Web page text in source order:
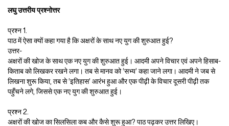
लघु उत्तरीय प्रश्नोत्तर
प्रश्न 1.
पाठ में ऐसा क्यों कहा गया है कि अक्षरों के साथ नए युग की शुरुआत हुई?
उत्तर-
अक्षरों की खोज के साथ एक नए युग की शुरुआत हुई। आदमी अपने विचार एवं अपने हिसाब-
किताब को लिखकर रखने लगा। तब से मानव को ‘सभ्य’ कहा जाने लगा। आदमी ने जब से
लिखना शुरू किया, तब से ‘इतिहास’ आरंभ हुआ और एक पीढ़ी के विचार दूसरी पीढ़ी तक
पहुँचने लगे, जिससे एक नए युग की शुरुआत हुई।
प्रश्न 2.
अक्षरों की खोज का सिलसिला कब और कैसे शुरू हुआ? पाठ पढ़कर उत्तर लिखिए।